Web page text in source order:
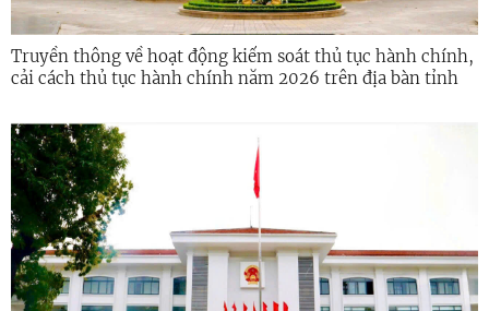
Truyền thông về hoạt động kiểm soát thủ tục hành chính,
cải cách thủ tục hành chính năm 2026 trên địa bàn tỉnh